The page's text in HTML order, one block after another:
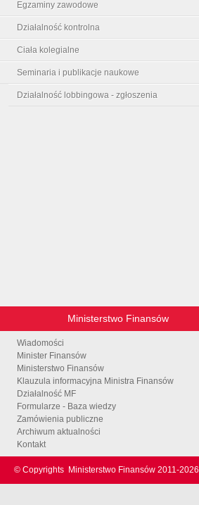
Egzaminy zawodowe
Działalność kontrolna
Ciała kolegialne
Seminaria i publikacje naukowe
Działalność lobbingowa - zgłoszenia
Ministerstwo Finansów
Wiadomości
Minister Finansów
Ministerstwo Finansów
Klauzula informacyjna Ministra Finansów
Działalność MF
Formularze - Baza wiedzy
Zamówienia publiczne
Archiwum aktualności
Kontakt
© Copyrights Ministerstwo Finansów 2011-2026